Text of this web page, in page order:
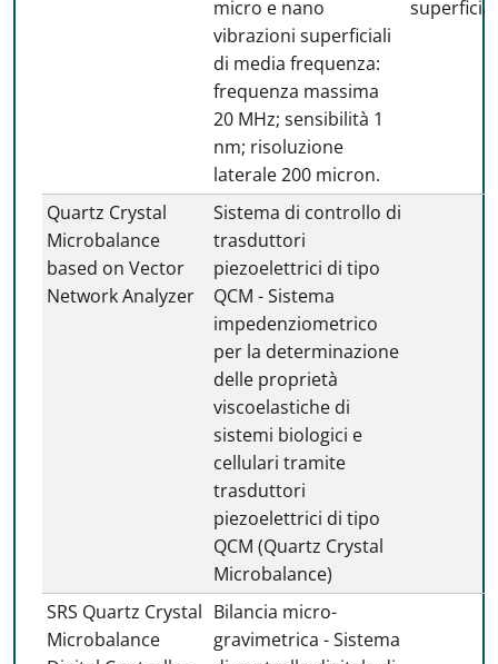
micro e nano
vibrazioni superficiali
di media frequenza:
frequenza massima
20 MHz; sensibilità 1
nm; risoluzione
laterale 200 micron.
Quartz Crystal
Microbalance
based on Vector
Network Analyzer
Sistema di controllo di
trasduttori
piezoelettrici di tipo
QCM - Sistema
impedenziometrico
per la determinazione
delle proprietà
viscoelastiche di
sistemi biologici e
cellulari tramite
trasduttori
piezoelettrici di tipo
QCM (Quartz Crystal
Microbalance)
SRS Quartz Crystal
Microbalance
Bilancia micro-
gravimetrica - Sistema